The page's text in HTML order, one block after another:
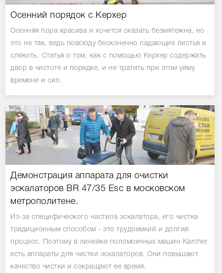
Осенний порядок с Керхер
Осенняя пора красива и хочется сказать безмятежна, но
это не так, ведь повсюду бесконечно падающие листья и
слякоть. Статья о том, как с помощью Керхер содержать
двор в чистоте и порядке, и не тратить при этом уйму
времени и сил.
Демонстрация аппарата для очистки
эскалаторов BR 47/35 Esc в московском
метрополитене.
Из-за специфического настила эскалатора, его чистка
традиционным способом - это трудоемкий и долгий
процесс. Поэтому в линейке поломоечных машин Karcher
есть аппараты для чистки эскалаторов. Они повышают
качество чистки и сокращают ее время.